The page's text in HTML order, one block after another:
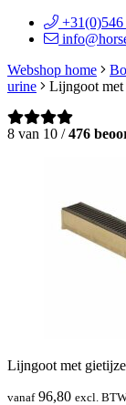
Webshop home
urine
Lijngoot met
8 van 10 /476
Lijngoot met
vanaf96,80 excl.